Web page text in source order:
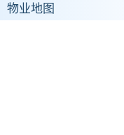
物业地图